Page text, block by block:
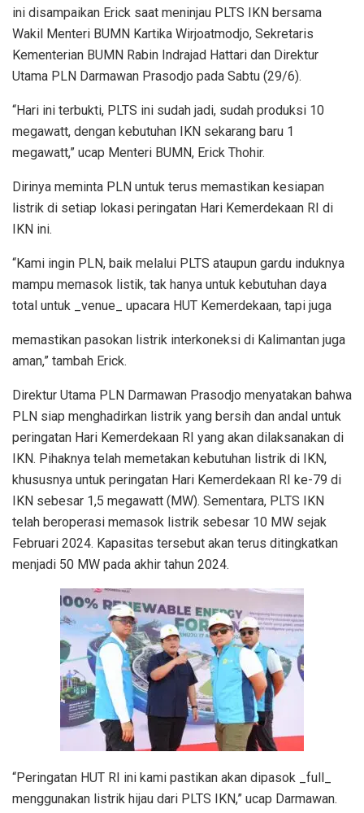
ini disampaikan Erick saat meninjau PLTS IKN bersama
Wakil Menteri BUMN Kartika Wirjoatmodjo, Sekretaris
Kementerian BUMN Rabin Indrajad Hattari dan Direktur
Utama PLN Darmawan Prasodjo pada Sabtu (29/6).
“Hari ini terbukti, PLTS ini sudah jadi, sudah produksi 10
megawatt, dengan kebutuhan IKN sekarang baru 1
megawatt,” ucap Menteri BUMN, Erick Thohir.
Dirinya meminta PLN untuk terus memastikan kesiapan
listrik di setiap lokasi peringatan Hari Kemerdekaan RI di
IKN ini.
“Kami ingin PLN, baik melalui PLTS ataupun gardu induknya
mampu memasok listik, tak hanya untuk kebutuhan daya
total untuk _venue_ upacara HUT Kemerdekaan, tapi juga
memastikan pasokan listrik interkoneksi di Kalimantan juga
aman,” tambah Erick.
Direktur Utama PLN Darmawan Prasodjo menyatakan bahwa
PLN siap menghadirkan listrik yang bersih dan andal untuk
peringatan Hari Kemerdekaan RI yang akan dilaksanakan di
IKN. Pihaknya telah memetakan kebutuhan listrik di IKN,
khususnya untuk peringatan Hari Kemerdekaan RI ke-79 di
IKN sebesar 1,5 megawatt (MW). Sementara, PLTS IKN
telah beroperasi memasok listrik sebesar 10 MW sejak
Februari 2024. Kapasitas tersebut akan terus ditingkatkan
menjadi 50 MW pada akhir tahun 2024.
“Peringatan HUT RI ini kami pastikan akan dipasok _full_
menggunakan listrik hijau dari PLTS IKN,” ucap Darmawan.